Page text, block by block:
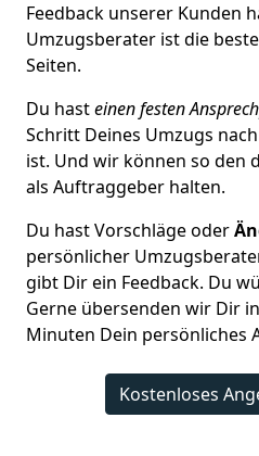
Feedback unserer Kunden
Umzugsberater ist die
Seiten.
Du hasteinen festen
Schritt Deines Umzugs
ist. Und wir können so den
als Auftraggeber halten.
Du hast Vorschläge oder
persönlicher
gibt Dir ein Feedback. Du
Gerne übersenden wir Dir
Minuten Dein persönliches
Kostenloses